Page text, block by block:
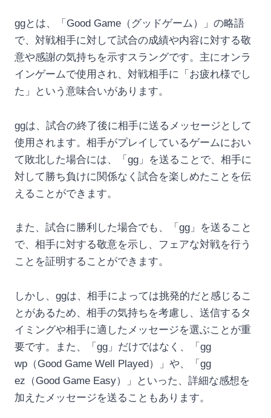
ggとは、「Good Game（グッドゲーム）」の略語
で、対戦相手に対して試合の成績や内容に対する敬
意や感謝の気持ちを示すスラングです。主にオンラ
インゲームで使用され、対戦相手に「お疲れ様でし
た」という意味合いがあります。
ggは、試合の終了後に相手に送るメッセージとして
使用されます。相手がプレイしているゲームにおい
て敗北した場合には、「gg」を送ることで、相手に
対して勝ち負けに関係なく試合を楽しめたことを伝
えることができます。
また、試合に勝利した場合でも、「gg」を送ること
で、相手に対する敬意を示し、フェアな対戦を行う
ことを証明することができます。
しかし、ggは、相手によっては挑発的だと感じるこ
とがあるため、相手の気持ちを考慮し、送信するタ
イミングや相手に適したメッセージを選ぶことが重
要です。また、「gg」だけではなく、「gg
wp（Good Game Well Played）」や、「gg
ez（Good Game Easy）」といった、詳細な感想を
加えたメッセージを送ることもあります。